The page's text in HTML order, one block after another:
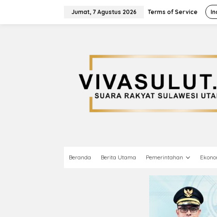
Jumat, 7 Agustus 2026 Terms of Service
Beranda Berita Utama Pemerintahan